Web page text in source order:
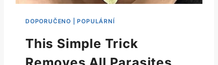
This Simple Trick